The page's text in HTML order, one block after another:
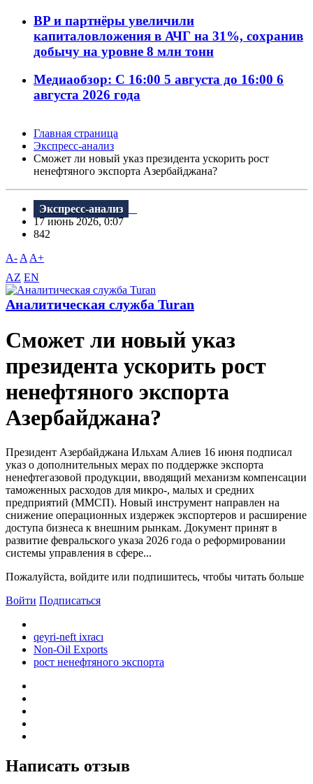
BP и партнёры увеличили
капиталовложения в АЧГ на 31%, сохранив
добычу на уровне 8 млн тонн
Медиаобзор: С 16:00 5 августа до 16:00 6
августа 2026 года
Главная страница
Экспресс-анализ
Сможет ли новый указ президента ускорить рост
ненефтяного экспорта Азербайджана?
Экспресс-анализ
17 июнь 2026, 0:07
842
A- A A+
AZ EN
Аналитическая служба Turan
Сможет ли новый указ
президента ускорить рост
ненефтяного экспорта
Азербайджана?
Президент Азербайджана Ильхам Алиев 16 июня подписал
указ о дополнительных мерах по поддержке экспорта
ненефтегазовой продукции, вводящий механизм компенсации
таможенных расходов для микро-, малых и средних
предприятий (ММСП). Новый инструмент направлен на
снижение операционных издержек экспортеров и расширение
доступа бизнеса к внешним рынкам. Документ принят в
развитие февральского указа 2026 года о реформировании
системы управления в сфере...
Пожалуйста, войдите или подпишитесь, чтобы читать больше
Войти Подписаться
qeyri-neft ixracı
Non-Oil Exports
рост ненефтяного экспорта
Написать отзыв